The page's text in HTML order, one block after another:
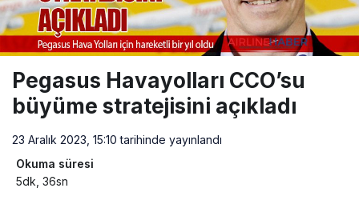
Pegasus Havayolları CCO’su
büyüme stratejisini açıkladı
23 Aralık 2023, 15:10 tarihinde yayınlandı
Okuma süresi
5dk, 36sn